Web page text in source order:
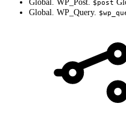
$post
Global. WP_Query.